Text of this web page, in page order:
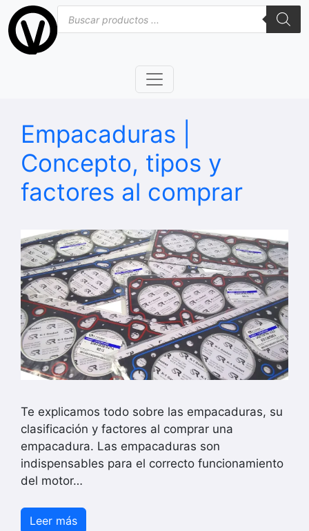
Saltar
al
contenido
Búsqueda
de
productos
Empacaduras |
Concepto, tipos y
factores al comprar
Te explicamos todo sobre las empacaduras, su
clasificación y factores al comprar una
empacadura. Las empacaduras son
indispensables para el correcto funcionamiento
del motor…
Leer más